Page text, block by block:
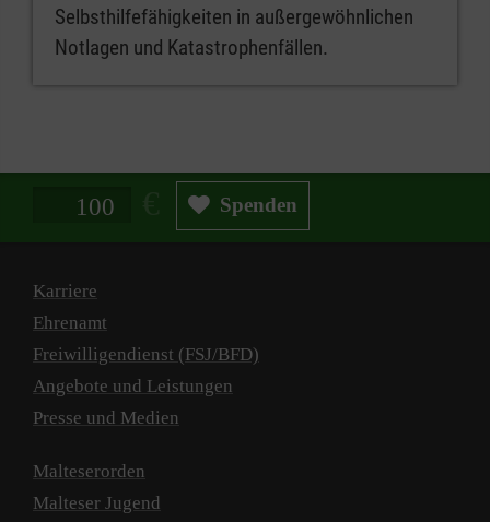
Selbsthilfefähigkeiten in außergewöhnlichen
Notlagen und Katastrophenfällen.
Spendenbetrag in Euro Spenden
Karriere
Ehrenamt
Freiwilligendienst (FSJ/BFD)
Angebote und Leistungen
Presse und Medien
Malteserorden
Malteser Jugend